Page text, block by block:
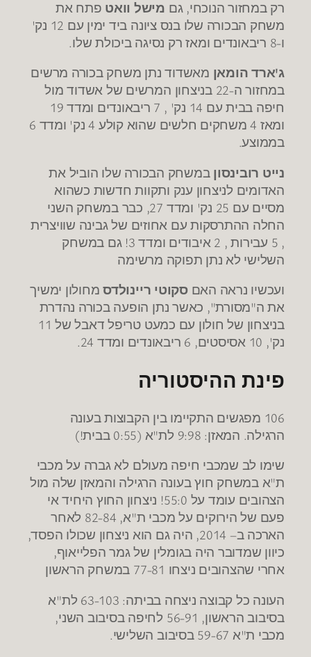
רק במחזור הנוכחי,גם מישל וואט פתח את
משחק הבכורה שלו בנס ציונה ביד ימין עם 12 נק'
ו-8 ריבאונדים ומאז רק נסיגה ביכולת שלו.
ג'ארד הומאן מאשדוד נתן משחק בכורה מרשים
במחזור ה-22
בניצחון המרשים של אשדוד מול
חיפה בבית עם 14 נק' , 7 ריבאונדים ומדד 19
ומאז 4 משחקים חלשים שהוא קולע 4 נק' ומדד 6
בממוצע.
נייט רובינסון במשחק הבכורה שלו הוביל את
האדומים לניצחון ענק ותקוות חדשות כשהוא
מסיים עם 25 נק' ומדד 27, כבר במשחק השני
החלה ההתרסקות עם אחוזים של גבינה שוויצרית
, 5 עבירות , 2 איבודים ומדד 3! גם במשחק
השלישי לא נתן תפוקה מרשימה
ועכשיו נראה האםסקוטי ריינולדסמחולון ימשיך
את ה"מסורת", כאשר נתן הופעה בכורה נהדרת
בניצחון של חולון עם כמעט טריפל דאבל של 11
נק', 10 אסיסטים, 6 ריבאונדים ומדד 24.
פינת ההיסטוריה
106 מפגשים התקיימו בין הקבוצות בעונה
הרגילה. המאזן: 9:98 לת"א (0:55 בבית!)
שימו לב שמכבי חיפה מעולם לא גברה על מכבי
ת"א במשחק חוץ בעונה הרגילה והמאזן שלה מול
הצהובים עומד על 55:0! ניצחון החוץ היחיד אי
פעם של הירוקים על מכבי ת"א, 82-84
לאחר
הארכה ב– 2014, היה גם הוא ניצחון שכולו הפסד,
כיוון שמדובר היה בגומלין של גמר הפלייאוף,
אחרי שהצהובים ניצחו 77-81 במשחק הראשון
העונה כל קבוצה ניצחה בביתה: 63-103 לת"א
בסיבוב הראשון, 56-91 לחיפה בסיבוב השני,
מכבי ת"א 59-67 בסיבוב השלישי.